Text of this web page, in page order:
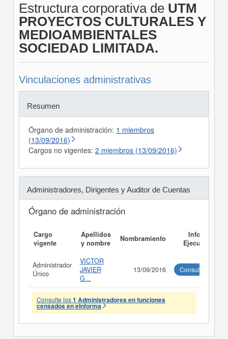
Estructura corporativa de UTM
PROYECTOS CULTURALES Y
MEDIOAMBIENTALES
SOCIEDAD LIMITADA.
Vinculaciones administrativas
Resumen
Órgano de administración: 1 miembros
(13/09/2016)
Cargos no vigentes: 2 miembros (13/09/2016)
Administradores, Dirigentes y Auditor de Cuentas
Órgano de administración
Cargo
vigente
Apellidos
y nombre
Nombramiento
Informe
Ejecutivo
Administrador
Único
VICTOR
JAVIER
G...
13/09/2016 Consultar
Consulte los1 Administradores en funciones
censados en eInforma